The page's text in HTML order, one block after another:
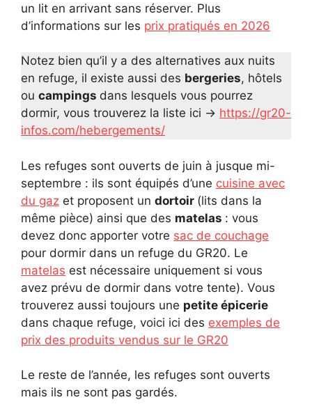
un lit en arrivant sans réserver. Plus
d’informations sur les prix pratiqués en 2026
Notez bien qu’il y a des alternatives aux nuits
en refuge, il existe aussi des bergeries, hôtels
ou campings dans lesquels vous pourrez
dormir, vous trouverez la liste ici -> https://gr20-
infos.com/hebergements/
Les refuges sont ouverts de juin à jusque mi-
septembre : ils sont équipés d’une cuisine avec
du gaz et proposent un dortoir (lits dans la
même pièce) ainsi que des matelas : vous
devez donc apporter votre sac de couchage
pour dormir dans un refuge du GR20. Le
matelas est nécessaire uniquement si vous
avez prévu de dormir dans votre tente). Vous
trouverez aussi toujours une petite épicerie
dans chaque refuge, voici ici des exemples de
prix des produits vendus sur le GR20
Le reste de l’année, les refuges sont ouverts
mais ils ne sont pas gardés.